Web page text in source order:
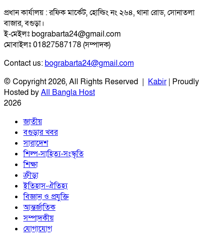
প্রধান কার্যালয় : রফিক মার্কেট, হোল্ডিং নং ২৬৪, থানা রোড, সোনাতলা
বাজার, বগুড়া।
ই-মেইলঃ bograbarta24@gmail.com
মোবাইলঃ 01827587178 (সম্পাদক)
Contact us:bograbarta24@gmail.com
© Copyright 2026, All Rights Reserved | Kabir| Proudly
Hosted byAll Bangla Host
2026
জাতীয়
বগুড়ার খবর
সারাদেশ
শিল্প-সাহিত্য-সংস্কৃতি
শিক্ষা
ক্রীড়া
ইতিহাস-ঐতিহ্য
বিজ্ঞান ও প্রযুক্তি
আন্তর্জাতিক
সম্পাদকীয়
যোগাযোগ